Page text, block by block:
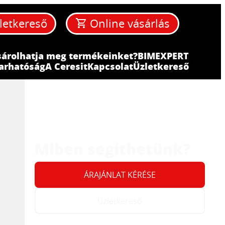
A CeresitKapcsolatÜzletkereső
meg termékeinket?BIMEXPERT
Online vásárlás
ÁRAJÁNLAT KÉRÉSE